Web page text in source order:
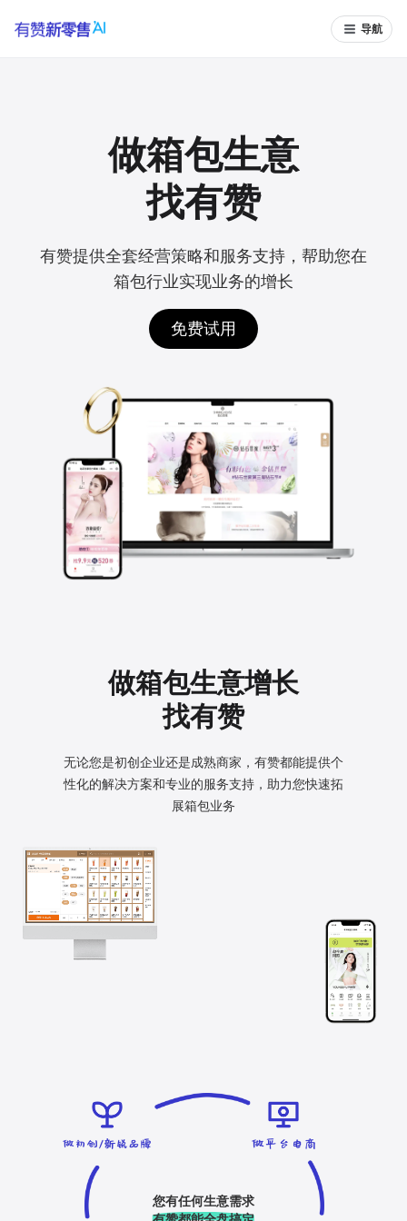
导航
做箱包生意
找有赞
有赞提供全套经营策略和服务支持，帮助您在
箱包行业实现业务的增长
免费试用
做箱包生意增长
找有赞
无论您是初创企业还是成熟商家，有赞都能提供个
性化的解决方案和专业的服务支持，助力您快速拓
展箱包业务
您有任何生意需求